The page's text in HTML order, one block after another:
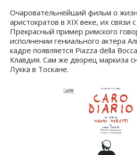
Очаровательнейший фильм о
аристократов в XIX веке, их связи
Прекрасный пример римского
исполнении гениального актера
кадре появляется Piazza della
Клавдия. Сам же дворец маркиза
Лукка в Тоскане.